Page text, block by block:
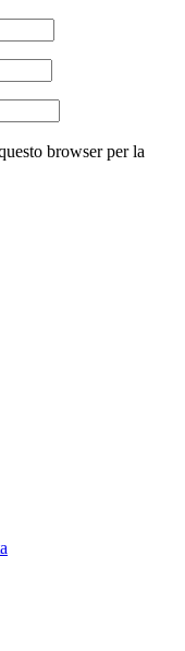
browser per la